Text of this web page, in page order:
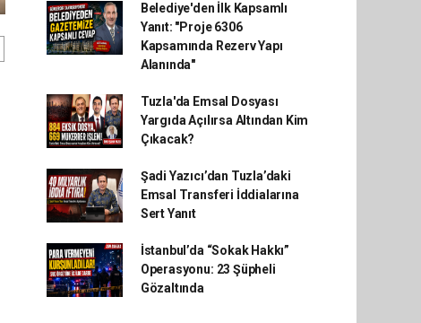
Belediye'den İlk Kapsamlı
Yanıt: "Proje 6306
Kapsamında Rezerv Yapı
Alanında"
Tuzla'da Emsal Dosyası
Yargıda Açılırsa Altından Kim
Çıkacak?
Şadi Yazıcı’dan Tuzla’daki
Emsal Transferi İddialarına
Sert Yanıt
İstanbul’da “Sokak Hakkı”
Operasyonu: 23 Şüpheli
Gözaltında